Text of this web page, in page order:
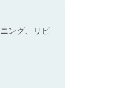
ング、リビ